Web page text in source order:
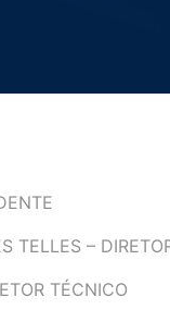
TELLES –
TÉCNICO